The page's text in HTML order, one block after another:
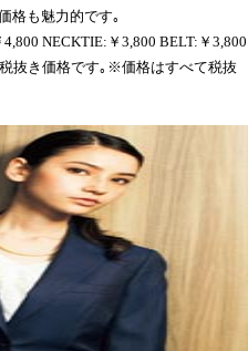
格も魅力的です｡
NECKTIE:￥3,800 BELT:￥3,800
抜き価格です｡※価格はすべて税抜